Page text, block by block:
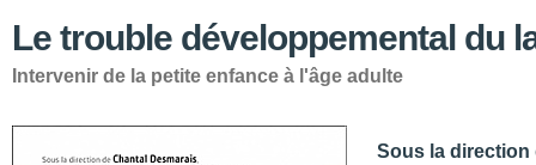
Le trouble développemental du
Intervenir de la petite enfance à l'âge adulte
Sous la direction